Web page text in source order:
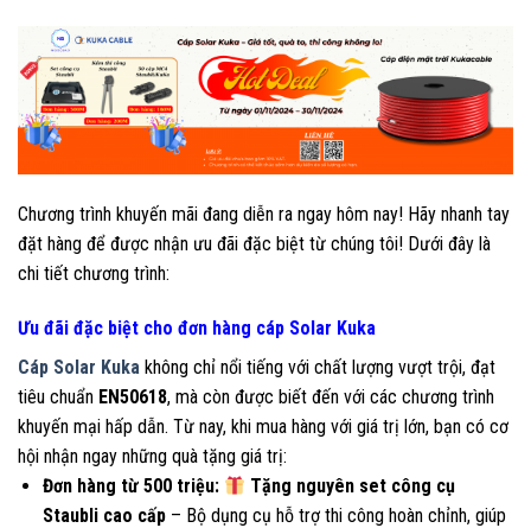
Chương trình khuyến mãi đang diễn ra ngay hôm nay! Hãy nhanh tay
đặt hàng để được nhận ưu đãi đặc biệt từ chúng tôi! Dưới đây là
chi tiết chương trình:
Ưu đãi đặc biệt cho đơn hàng cáp Solar Kuka
Cáp Solar Kuka không chỉ nổi tiếng với chất lượng vượt trội, đạt
tiêu chuẩn EN50618, mà còn được biết đến với các chương trình
khuyến mại hấp dẫn. Từ nay, khi mua hàng với giá trị lớn, bạn có cơ
hội nhận ngay những quà tặng giá trị:
Đơn hàng từ 500 triệu:
Tặng nguyên set công cụ
Staubli cao cấp– Bộ dụng cụ hỗ trợ thi công hoàn chỉnh, giúp